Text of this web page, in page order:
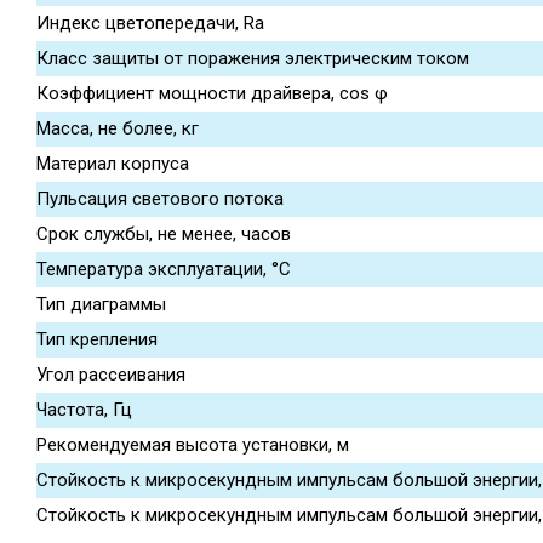
Индекс цветопередачи, Ra
Класс защиты от поражения электрическим током
Коэффициент мощности драйвера, cos φ
Масса, не более, кг
Материал корпуса
Пульсация светового потока
Срок службы, не менее, часов
Температура эксплуатации, °С
Тип диаграммы
Тип крепления
Угол рассеивания
Частота, Гц
Рекомендуемая высота установки, м
Стойкость к микросекундным импульсам большой
Стойкость к микросекундным импульсам большой